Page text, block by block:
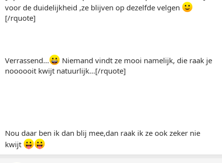
voor de duidelijkheid ,ze blijven op dezelfde velgen
[/rquote]
Verrassend...
Niemand vindt ze mooi namelijk, die raak je
noooooit kwijt natuurlijk...[/rquote]
Nou daar ben ik dan blij mee,dan raak ik ze ook zeker nie
kwijt